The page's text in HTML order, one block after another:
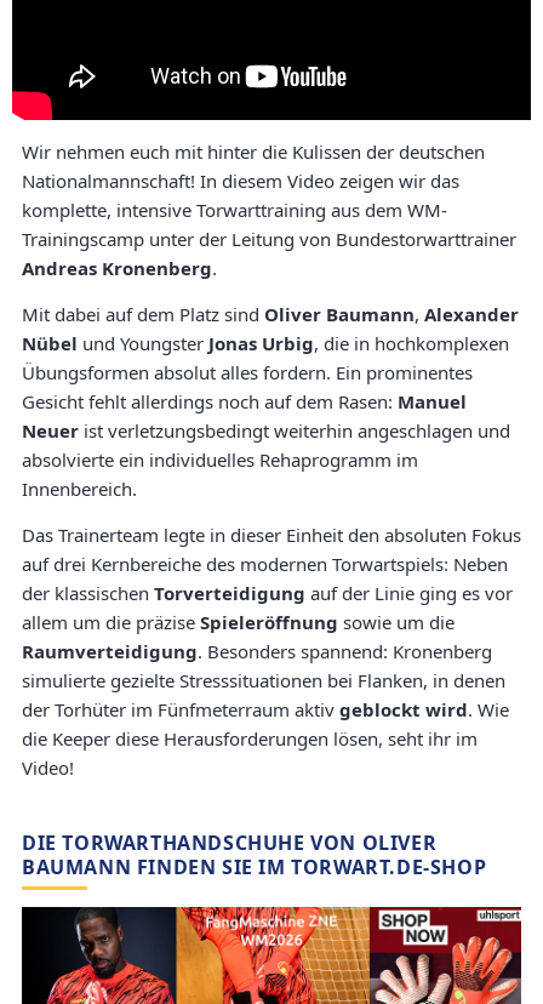
Wir nehmen euch mit hinter die Kulissen der deutschen
Nationalmannschaft! In diesem Video zeigen wir das
komplette, intensive Torwarttraining aus dem WM-
Trainingscamp unter der Leitung von Bundestorwarttrainer
Andreas Kronenberg.
Mit dabei auf dem Platz sind Oliver Baumann, Alexander
Nübel und Youngster Jonas Urbig, die in hochkomplexen
Übungsformen absolut alles fordern. Ein prominentes
Gesicht fehlt allerdings noch auf dem Rasen: Manuel
Neuer ist verletzungsbedingt weiterhin angeschlagen und
absolvierte ein individuelles Rehaprogramm im
Innenbereich.
Das Trainerteam legte in dieser Einheit den absoluten Fokus
auf drei Kernbereiche des modernen Torwartspiels: Neben
der klassischen Torverteidigung auf der Linie ging es vor
allem um die präzise Spieleröffnung sowie um die
Raumverteidigung. Besonders spannend: Kronenberg
simulierte gezielte Stresssituationen bei Flanken, in denen
der Torhüter im Fünfmeterraum aktiv geblockt wird. Wie
die Keeper diese Herausforderungen lösen, seht ihr im
Video!
DIE TORWARTHANDSCHUHE VON OLIVER
BAUMANN FINDEN SIE IM TORWART.DE-SHOP